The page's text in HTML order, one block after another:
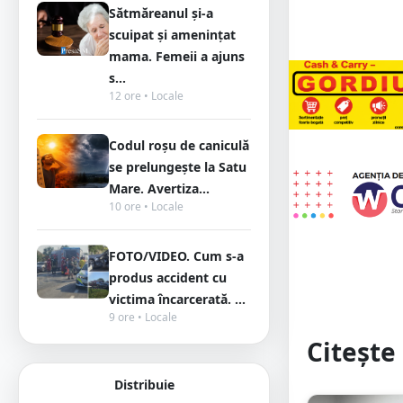
Sătmăreanul și-a
scuipat și amenințat
mama. Femeii a ajuns
s...
12 ore • Locale
Codul roșu de caniculă
se prelungește la Satu
Mare. Avertiza...
10 ore • Locale
FOTO/VIDEO. Cum s-a
produs accident cu
victima încarcerată. ...
9 ore • Locale
Distribuie
Citește